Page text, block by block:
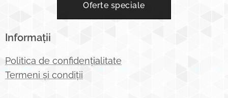
Oferte speciale
Informații
Politica de confidențialitate
Termeni și condiții